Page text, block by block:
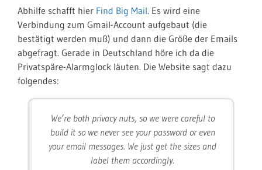
Abhilfe schafft hier Find Big Mail. Es wird eine
Verbindung zum Gmail-Account aufgebaut (die
bestätigt werden muß) und dann die Größe der Emails
abgefragt. Gerade in Deutschland höre ich da die
Privatspäre-Alarmglock läuten. Die Website sagt dazu
folgendes:
We’re both privacy nuts, so we were careful to
build it so we never see your password or even
your email messages. We just get the sizes and
label them accordingly.